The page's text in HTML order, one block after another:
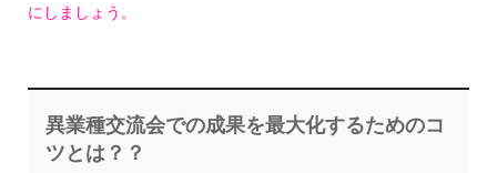
にしましょう。
異業種交流会での成果を最大化するためのコ
ツとは？？